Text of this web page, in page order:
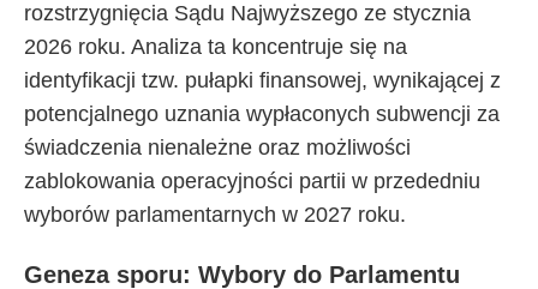
rozstrzygnięcia Sądu Najwyższego ze stycznia
2026 roku. Analiza ta koncentruje się na
identyfikacji tzw. pułapki finansowej, wynikającej z
potencjalnego uznania wypłaconych subwencji za
świadczenia nienależne oraz możliwości
zablokowania operacyjności partii w przededniu
wyborów parlamentarnych w 2027 roku.
Geneza sporu: Wybory do Parlamentu